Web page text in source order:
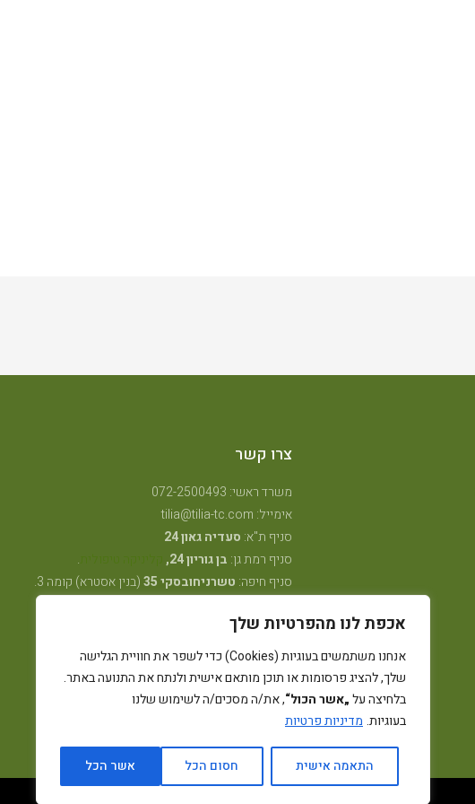
אכפת לנו מהפרטיות שלך
אנחנו משתמשים בעוגיות (Cookies) כדי לשפר את חוויית הגלישה
שלך, להציג פרסומות או תוכן מותאם אישית ולנתח את התנועה באתר.
בלחיצה על„אשר הכול“, את/ה מסכים/ה לשימוש שלנו
בעוגיות. מדיניות פרטיות
התאמה אישית חסום הכל אשר הכל
צרו קשר
משרד ראשי: 072-2500493
אימייל: tilia@tilia-tc.com
סניף ת"א: סעדיה גאון 24
סניף רמת גן: בן גוריון 24,
.
סניף חיפה: טשרניחובסקי 35
(בנין אסטרא) קומה 3.
פילאטיס)
סניף קיבוץ אלונים:ליד מרכז אלון(בבית הדורות)
סניף באר שבע: מרדכי מקלף 62 (מאוחדת שכונה ו׳
החדשה)